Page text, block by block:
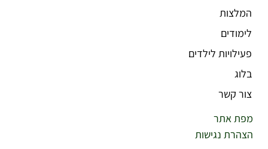
המלצות
לימודים
פעילויות לילדים
בלוג
צור קשר
מפת אתר
הצהרת נגישות